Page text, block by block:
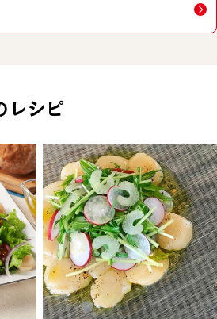
レシピ